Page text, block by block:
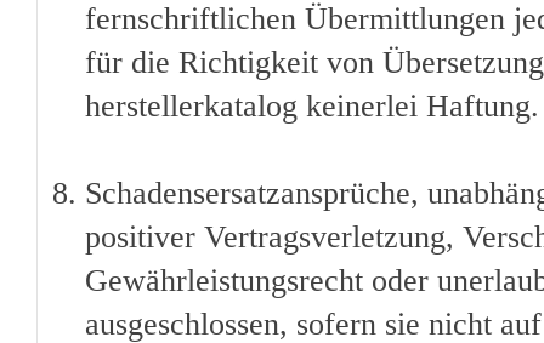
fernschriftlichen Übermittlungen
für die Richtigkeit von
herstellerkatalog keinerlei Haftung.
Schadensersatzansprüche,
positiver Vertragsverletzung,
Gewährleistungsrecht oder
ausgeschlossen, sofern sie nicht